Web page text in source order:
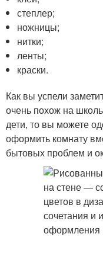
степлер;
ножницы;
нитки;
ленты;
краски.
Как вы успели
очень похож на
дети, то вы можете
оформить комнату
бытовых проблем и